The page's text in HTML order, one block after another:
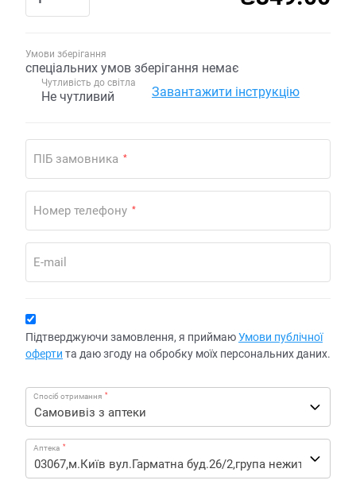
Умови зберігання
спеціальних умов зберігання немає
Чутливість до світла
Не чутливий Завантажити інструкцію
ПІБ замовника *
Номер телефону *
E-mail
Підтверджуючи замовлення, я приймаюУмови публічної
оферти та даю згоду на обробку моїх персональних даних.
Спосіб отримання *
Аптека *